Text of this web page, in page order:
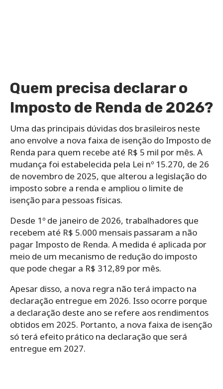
Quem precisa declarar o
Imposto de Renda de 2026?
Uma das principais dúvidas dos brasileiros neste
ano envolve a nova faixa de isenção do Imposto de
Renda para quem recebe até R$ 5 mil por mês. A
mudança foi estabelecida pela Lei nº 15.270, de 26
de novembro de 2025, que alterou a legislação do
imposto sobre a renda e ampliou o limite de
isenção para pessoas físicas.
Desde 1º de janeiro de 2026, trabalhadores que
recebem até R$ 5.000 mensais passaram a não
pagar Imposto de Renda. A medida é aplicada por
meio de um mecanismo de redução do imposto
que pode chegar a R$ 312,89 por mês.
Apesar disso, a nova regra não terá impacto na
declaração entregue em 2026. Isso ocorre porque
a declaração deste ano se refere aos rendimentos
obtidos em 2025. Portanto, a nova faixa de isenção
só terá efeito prático na declaração que será
entregue em 2027.